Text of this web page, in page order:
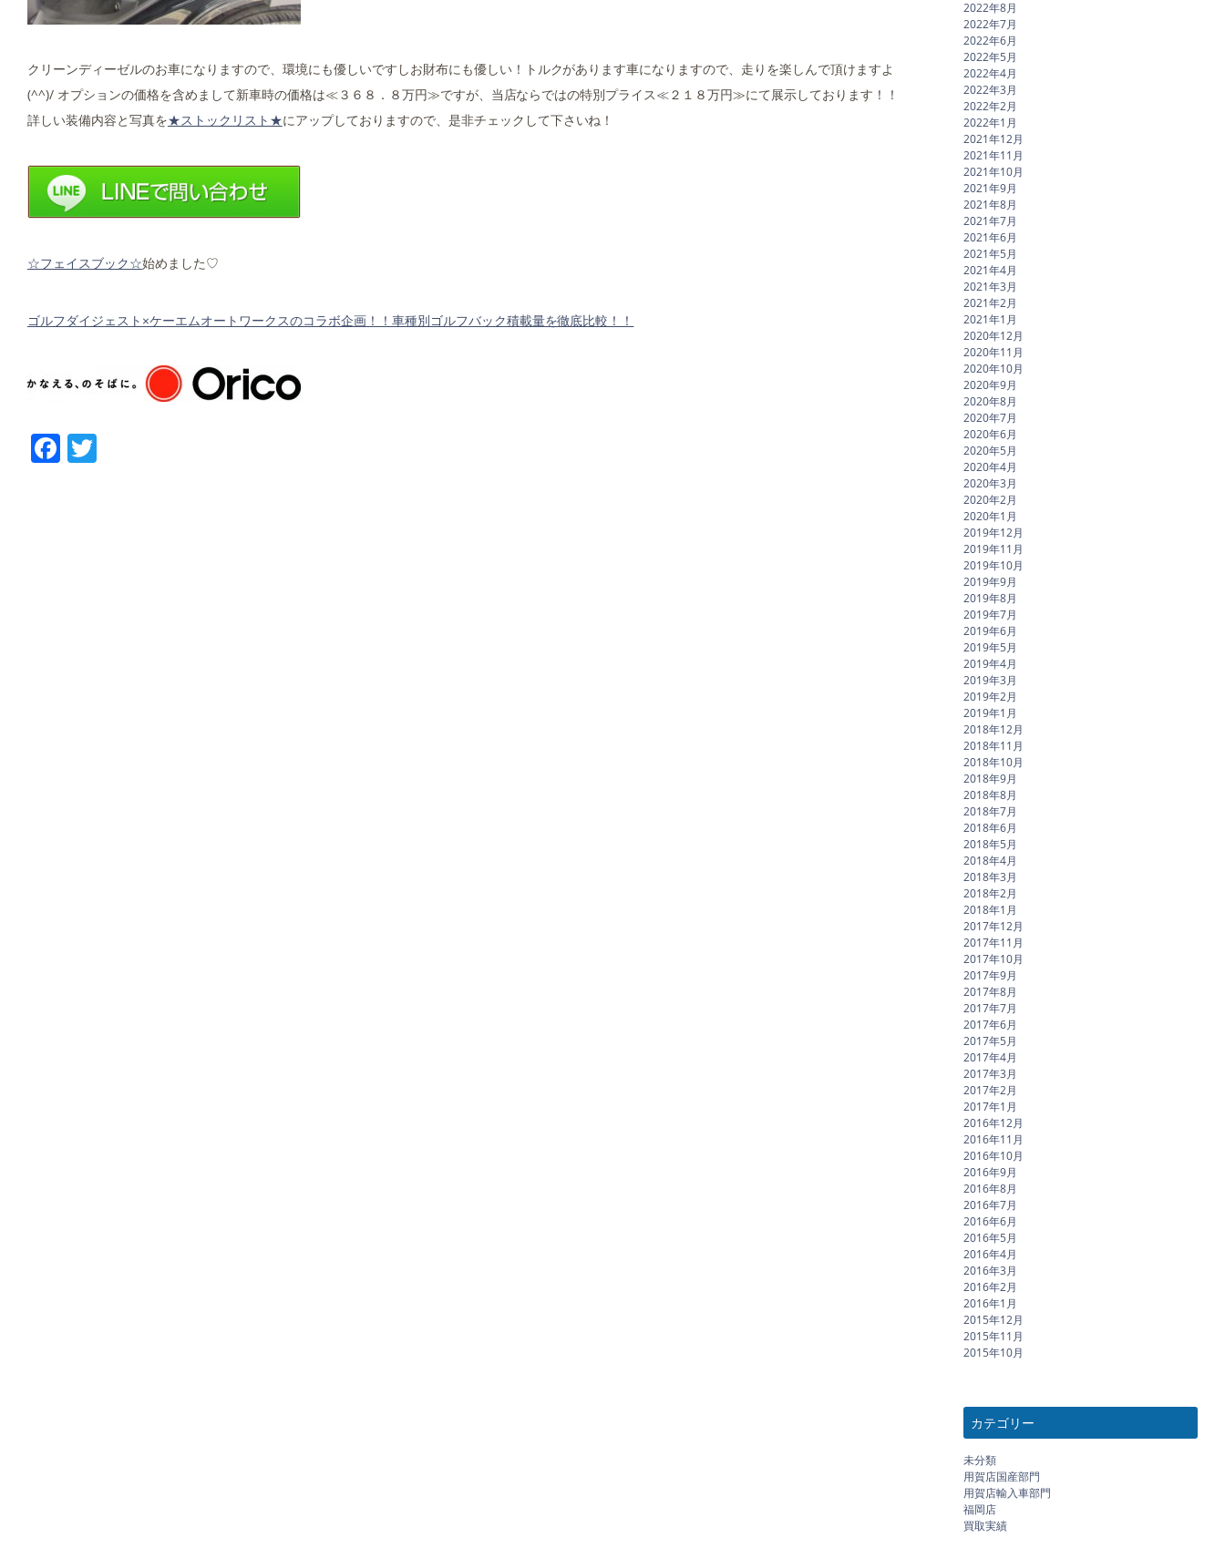
クリーンディーゼルのお車になりますので、環境にも優しいですしお財布にも優しい！トルクがあります車になりますので、走りを楽しんで頂けますよ
(^^)/ オプションの価格を含めまして新車時の価格は≪３６８．８万円≫ですが、当店ならではの特別プライス≪２１８万円≫にて展示しております！！
詳しい装備内容と写真を★ストックリスト★にアップしておりますので、是非チェックして下さいね！
☆フェイスブック☆始めました♡
ゴルフダイジェスト×ケーエムオートワークスのコラボ企画！！車種別ゴルフバック積載量を徹底比較！！
Facebook
2022年8月
2022年7月
2022年6月
2022年5月
2022年4月
2022年3月
2022年2月
2022年1月
2021年12月
2021年11月
2021年10月
2021年9月
2021年8月
2021年7月
2021年6月
2021年5月
2021年4月
2021年3月
2021年2月
2021年1月
2020年12月
2020年11月
2020年10月
2020年9月
2020年8月
2020年7月
2020年6月
2020年5月
2020年4月
2020年3月
2020年2月
2020年1月
2019年12月
2019年11月
2019年10月
2019年9月
2019年8月
2019年7月
2019年6月
2019年5月
2019年4月
2019年3月
2019年2月
2019年1月
2018年12月
2018年11月
2018年10月
2018年9月
2018年8月
2018年7月
2018年6月
2018年5月
2018年4月
2018年3月
2018年2月
2018年1月
2017年12月
2017年11月
2017年10月
2017年9月
2017年8月
2017年7月
2017年6月
2017年5月
2017年4月
2017年3月
2017年2月
2017年1月
2016年12月
2016年11月
2016年10月
2016年9月
2016年8月
2016年7月
2016年6月
2016年5月
2016年4月
2016年3月
2016年2月
2016年1月
2015年12月
2015年11月
2015年10月
カテゴリー
未分類
用賀店国産部門
用賀店輸入車部門
福岡店
買取実績